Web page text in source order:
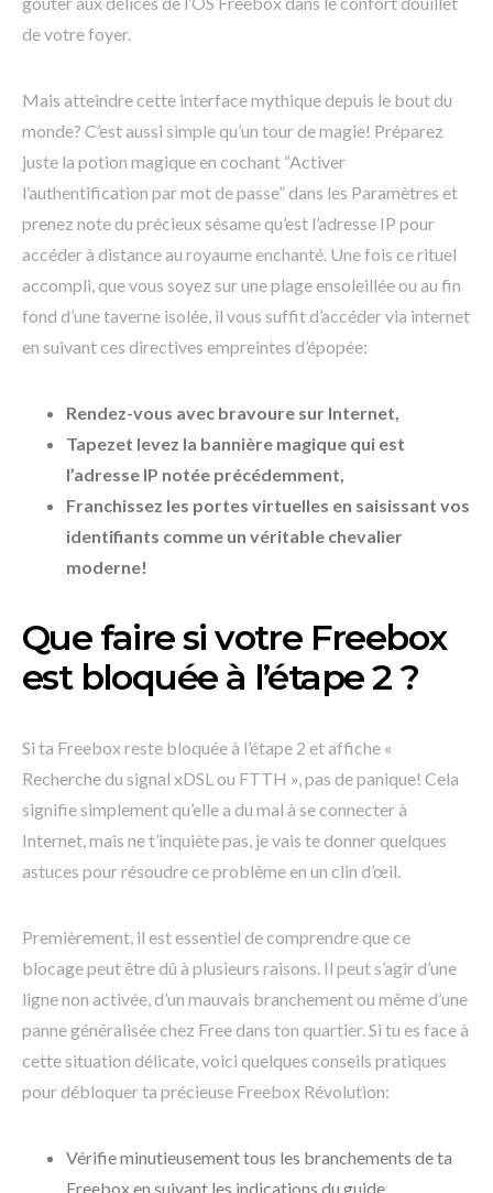
de votre foyer.
Mais atteindre cette interface mythique depuis le bout du
monde? C’est aussi simple qu’un tour de magie! Préparez
juste la potion magique en cochant “Activer
l’authentification par mot de passe” dans les Paramètres et
prenez note du précieux sésame qu’est l’adresse IP pour
accéder à distance au royaume enchanté. Une fois ce rituel
accompli, que vous soyez sur une plage ensoleillée ou au fin
fond d’une taverne isolée, il vous suffit d’accéder via internet
en suivant ces directives empreintes d’épopée:
Rendez-vous avec bravoure sur Internet,
Tapezet levez la bannière magique qui est
l’adresse IP notée précédemment,
Franchissez les portes virtuelles en saisissant vos
identifiants comme un véritable chevalier
moderne!
Que faire si votre Freebox
est bloquée à l’étape 2 ?
Si ta Freebox reste bloquée à l’étape 2 et affiche «
Recherche du signal xDSL ou FTTH », pas de panique! Cela
signifie simplement qu’elle a du mal à se connecter à
Internet, mais ne t’inquiète pas, je vais te donner quelques
astuces pour résoudre ce problème en un clin d’œil.
Premièrement, il est essentiel de comprendre que ce
blocage peut être dû à plusieurs raisons. Il peut s’agir d’une
ligne non activée, d’un mauvais branchement ou même d’une
panne généralisée chez Free dans ton quartier. Si tu es face à
cette situation délicate, voici quelques conseils pratiques
pour débloquer ta précieuse Freebox Révolution:
Vérifie minutieusement tous les branchements de ta
Freebox en suivant les indications du guide